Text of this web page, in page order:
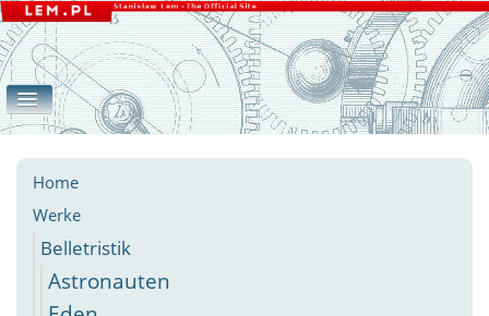
Belletristik
Home
Werke
Belletristik
Astronauten